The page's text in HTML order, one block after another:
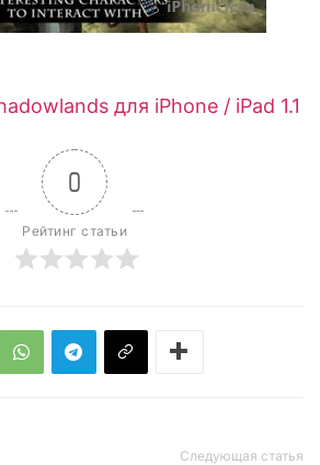
для iPhone / iPad 1.1
0
Рейтинг статьи
Следующая статья